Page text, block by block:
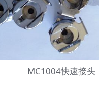
MC1004快速接头